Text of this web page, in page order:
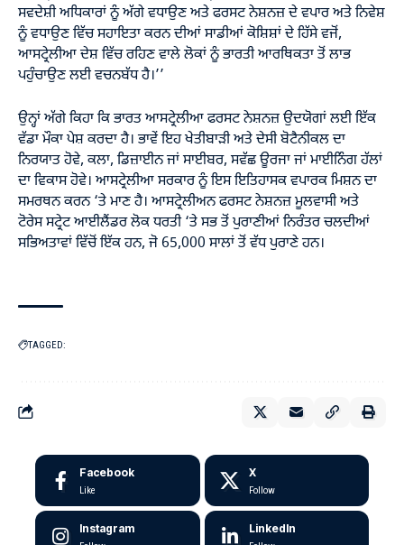
ਸਵਦੇਸ਼ੀ ਅਧਿਕਾਰਾਂ ਨੂੰ ਅੱਗੇ ਵਧਾਉਣ ਅਤੇ ਫਰਸਟ ਨੇਸ਼ਨਜ਼ ਦੇ ਵਪਾਰ ਅਤੇ ਨਿਵੇਸ਼
ਨੂੰ ਵਧਾਉਣ ਵਿੱਚ ਸਹਾਇਤਾ ਕਰਨ ਦੀਆਂ ਸਾਡੀਆਂ ਕੋਸ਼ਿਸ਼ਾਂ ਦੇ ਹਿੱਸੇ ਵਜੋਂ,
ਆਸਟ੍ਰੇਲੀਆ ਦੇਸ਼ ਵਿੱਚ ਰਹਿਣ ਵਾਲੇ ਲੋਕਾਂ ਨੂੰ ਭਾਰਤੀ ਆਰਥਿਕਤਾ ਤੋਂ ਲਾਭ
ਪਹੁੰਚਾਉਣ ਲਈ ਵਚਨਬੱਧ ਹੈ।’’
ਉਨ੍ਹਾਂ ਅੱਗੇ ਕਿਹਾ ਕਿ ਭਾਰਤ ਆਸਟ੍ਰੇਲੀਆ ਫਰਸਟ ਨੇਸ਼ਨਜ਼ ਉਦਯੋਗਾਂ ਲਈ ਇੱਕ
ਵੱਡਾ ਮੌਕਾ ਪੇਸ਼ ਕਰਦਾ ਹੈ। ਭਾਵੇਂ ਇਹ ਖੇਤੀਬਾੜੀ ਅਤੇ ਦੇਸੀ ਬੋਟੈਨੀਕਲ ਦਾ
ਨਿਰਯਾਤ ਹੋਵੇ, ਕਲਾ, ਡਿਜ਼ਾਈਨ ਜਾਂ ਸਾਈਬਰ, ਸਵੱਛ ਊਰਜਾ ਜਾਂ ਮਾਈਨਿੰਗ ਹੱਲਾਂ
ਦਾ ਵਿਕਾਸ ਹੋਵੇ। ਆਸਟ੍ਰੇਲੀਆ ਸਰਕਾਰ ਨੂੰ ਇਸ ਇਤਿਹਾਸਕ ਵਪਾਰਕ ਮਿਸ਼ਨ ਦਾ
ਸਮਰਥਨ ਕਰਨ ‘ਤੇ ਮਾਣ ਹੈ। ਆਸਟ੍ਰੇਲੀਅਨ ਫਰਸਟ ਨੇਸ਼ਨਜ਼ ਮੂਲਵਾਸੀ ਅਤੇ
ਟੋਰੇਸ ਸਟ੍ਰੇਟ ਆਈਲੈਂਡਰ ਲੋਕ ਧਰਤੀ ‘ਤੇ ਸਭ ਤੋਂ ਪੁਰਾਣੀਆਂ ਨਿਰੰਤਰ ਚਲਦੀਆਂ
ਸਭਿਅਤਾਵਾਂ ਵਿੱਚੋਂ ਇੱਕ ਹਨ, ਜੋ 65,000 ਸਾਲਾਂ ਤੋਂ ਵੱਧ ਪੁਰਾਣੇ ਹਨ।
TAGGED:
Facebook
Like
X
Follow
Instagram LinkedIn